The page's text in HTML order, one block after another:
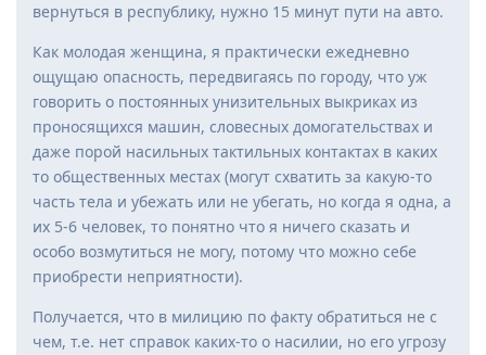
вернуться в республику, нужно 15 минут пути на авто.
Как молодая женщина, я практически ежедневно
ощущаю опасность, передвигаясь по городу, что уж
говорить о постоянных унизительных выкриках из
проносящихся машин, словесных домогательствах и
даже порой насильных тактильных контактах в каких
то общественных местах (могут схватить за какую-то
часть тела и убежать или не убегать, но когда я одна, а
их 5-6 человек, то понятно что я ничего сказать и
особо возмутиться не могу, потому что можно себе
приобрести неприятности).
Получается, что в милицию по факту обратиться не с
чем, т.е. нет справок каких-то о насилии, но его угрозу